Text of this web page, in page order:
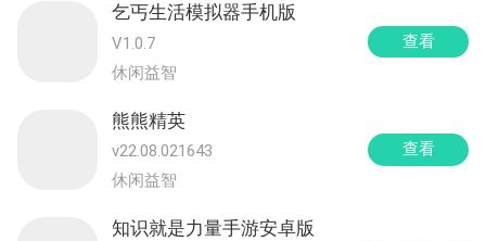
乞丐生活模拟器手机版
V1.0.7
休闲益智
查看
熊熊精英
v22.08.021643
休闲益智
查看
知识就是力量手游安卓版